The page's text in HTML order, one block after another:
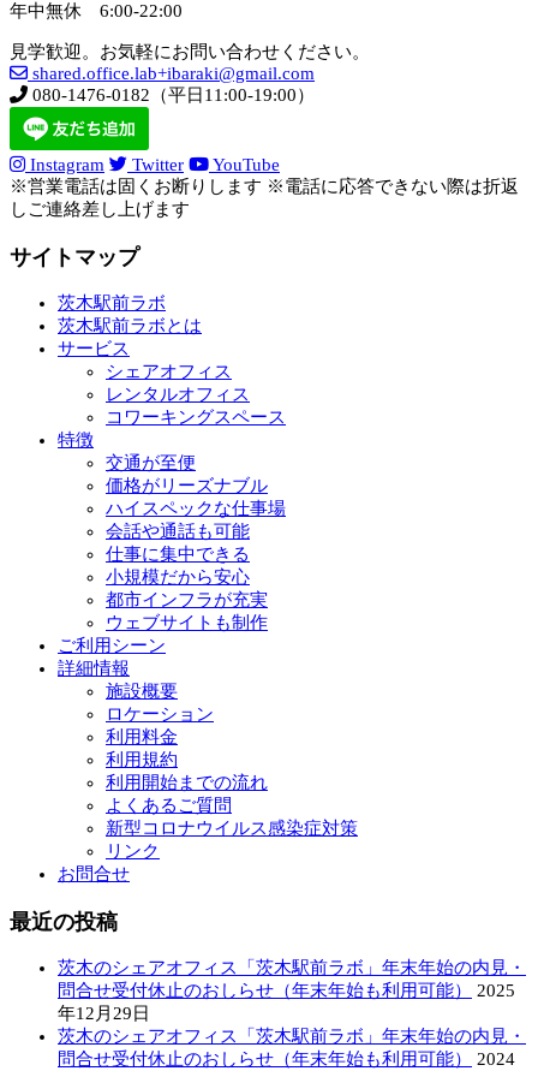
年中無休 6:00-22:00
見学歓迎。お気軽にお問い合わせください。
shared.office.lab+ibaraki@gmail.com
080-1476-0182（平日11:00-19:00）
Instagram Twitter
YouTube
※営業電話は固くお断りします ※電話に応答できない際は折返
しご連絡差し上げます
サイトマップ
茨木駅前ラボ
茨木駅前ラボとは
サービス
シェアオフィス
レンタルオフィス
コワーキングスペース
特徴
交通が至便
価格がリーズナブル
ハイスペックな仕事場
会話や通話も可能
仕事に集中できる
小規模だから安心
都市インフラが充実
ウェブサイトも制作
ご利用シーン
詳細情報
施設概要
ロケーション
利用料金
利用規約
利用開始までの流れ
よくあるご質問
新型コロナウイルス感染症対策
リンク
お問合せ
最近の投稿
茨木のシェアオフィス「茨木駅前ラボ」年末年始の内見・
問合せ受付休止のおしらせ（年末年始も利用可能）
2025
年12月29日
茨木のシェアオフィス「茨木駅前ラボ」年末年始の内見・
問合せ受付休止のおしらせ（年末年始も利用可能）
2024